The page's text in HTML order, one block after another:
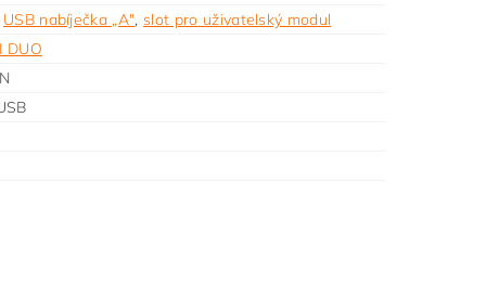
USB nabíječka „A", slot pro uživatelský modul
DUO